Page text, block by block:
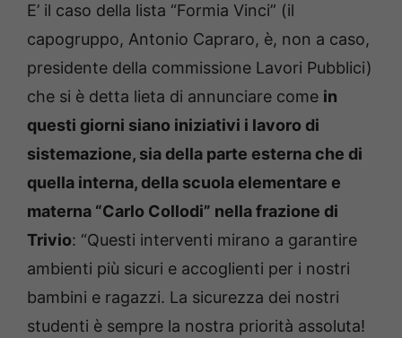
E’ il caso della lista “Formia Vinci” (il
capogruppo, Antonio Capraro, è, non a caso,
presidente della commissione Lavori Pubblici)
che si è detta lieta di annunciare come in
questi giorni siano iniziativi i lavoro di
sistemazione, sia della parte esterna che di
quella interna, della scuola elementare e
materna “Carlo Collodi” nella frazione di
Trivio: “Questi interventi mirano a garantire
ambienti più sicuri e accoglienti per i nostri
bambini e ragazzi. La sicurezza dei nostri
studenti è sempre la nostra priorità assoluta!